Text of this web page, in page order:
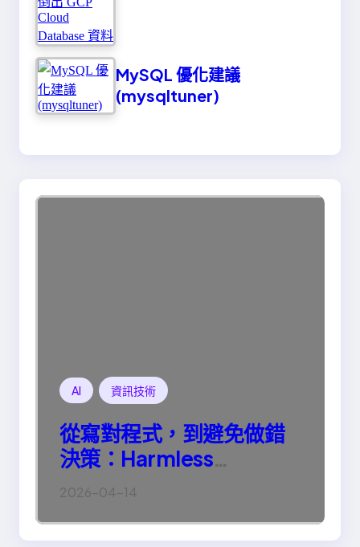
MySQL 優化建議
(mysqltuner)
AI 資訊技術
從寫對程式，到避免做錯
決策：Harmless
Engineering 的真正意義
2026-04-14